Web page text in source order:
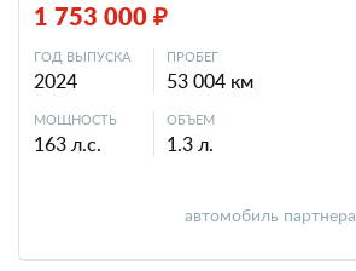
1 753 000 ₽
ГОД ВЫПУСКА
2024
ПРОБЕГ
53 004 км
МОЩНОСТЬ
163 л.с.
ОБЪЕМ
1.3 л.
автомобиль партнера